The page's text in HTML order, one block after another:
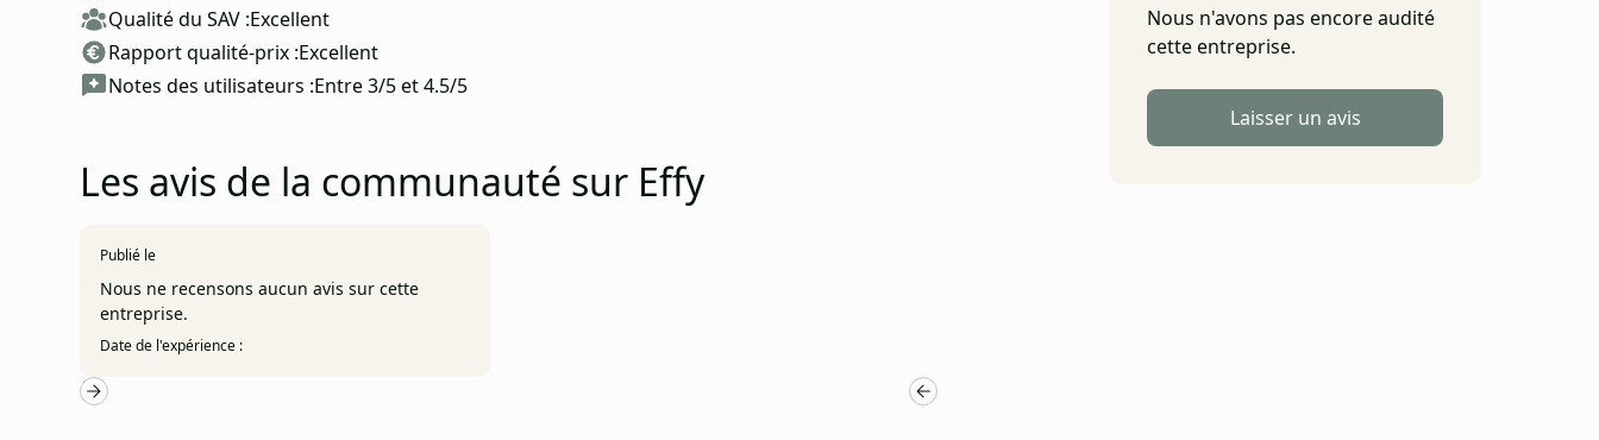
Qualité du SAV :Excellent
Rapport qualité-prix :Excellent
Notes des utilisateurs :Entre 3/5 et 4.5/5
Les avis de la communauté sur Effy
Publié le
Nous ne recensons aucun avis sur cette
entreprise.
Date de l'expérience :
Nous n'avons pas encore audité
cette entreprise.
Laisser un avis